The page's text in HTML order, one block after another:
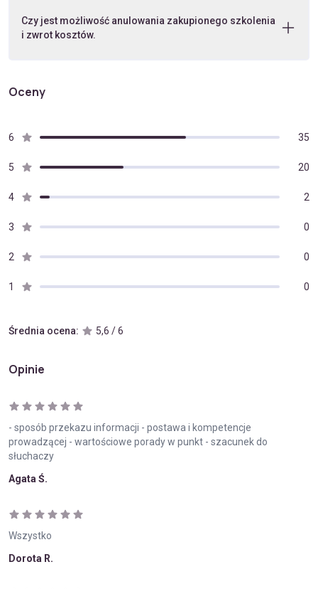
Czy jest możliwość anulowania zakupionego szkolenia
i zwrot kosztów.
Oceny
6 35
5 20
4 2
3 0
2 0
1 0
Średnia ocena: 5,6 / 6
Opinie
- sposób przekazu informacji - postawa i kompetencje
prowadzącej - wartościowe porady w punkt - szacunek do
słuchaczy
Agata Ś.
Wszystko
Dorota R.